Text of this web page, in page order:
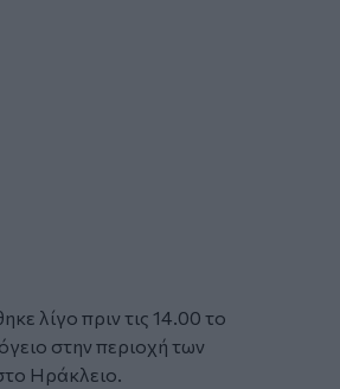
λίγο πριν τις 14.00 το
στην περιοχή των
Ηράκλειο.